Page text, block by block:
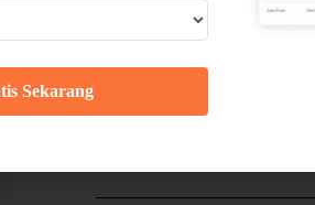
Proses Perekrutan
Pengelolaan Data
Kualitas Calon
Sekarang